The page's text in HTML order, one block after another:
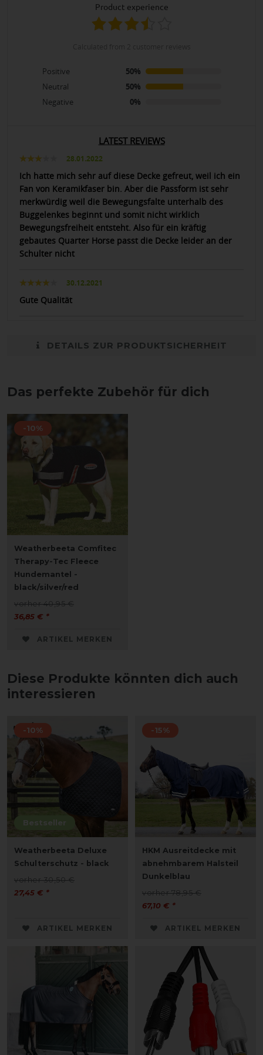
product experience
Positive
50%
Neutral
50%
Negative
0%
LATEST REVIEWS
28.01.2022
Ich hatte mich sehr auf diese Decke gefreut, weil ich ein
Fan von Keramikfaser bin. Aber die Passform ist sehr
merkwürdig weil die Bewegungsfalte unterhalb des
Buggelenkes beginnt und somit nicht wirklich
Bewegungsfreiheit entsteht. Also für ein kräftig
gebautes Quarter Horse passt die Decke leider an der
Schulter nicht
30.12.2021
Gute Qualität
DETAILS ZUR PRODUKTSICHERHEIT
Das perfekte Zubehör für dich
-10%
Weatherbeeta Comfitec
Therapy-Tec Fleece
Hundemantel -
black/silver/red
vorher 40,95 €
36,85 € *
ARTIKEL MERKEN
Diese Produkte könnten dich auch
interessieren
Bestseller
-10%
Weatherbeeta Deluxe
Schulterschutz - black
vorher 30,50 €
27,45 € *
ARTIKEL MERKEN
-15%
HKM Ausreitdecke mit
abnehmbarem Halsteil
Dunkelblau
vorher 78,95 €
67,10 € *
ARTIKEL MERKEN